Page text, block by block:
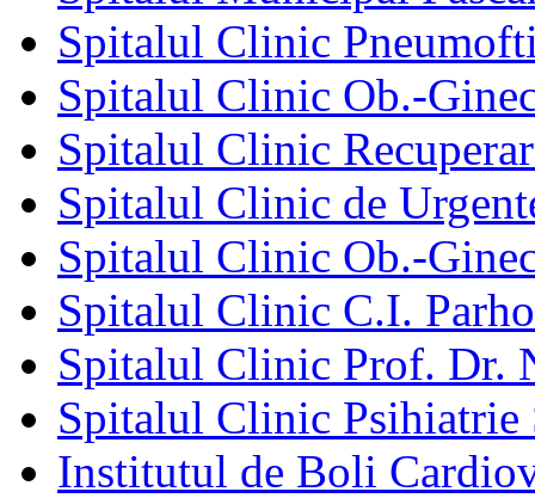
Spitalul Clinic
Spitalul Clinic Ob.-
Spitalul Clinic
Spitalul Clinic de
Spitalul Clinic Ob.-
Spitalul Clinic C.I.
Spitalul Clinic Prof. Dr.
Spitalul Clinic Psihiatrie
Institutul de Boli